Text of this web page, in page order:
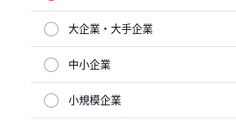
大企業・大手企業
中小企業
小規模企業